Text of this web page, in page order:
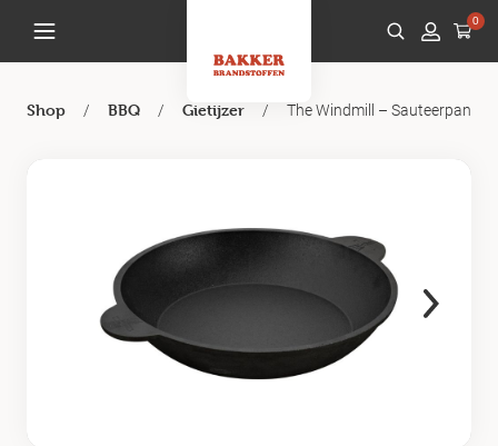
0
Shop / BBQ / Gietijzer / The Windmill – Sauteerpan